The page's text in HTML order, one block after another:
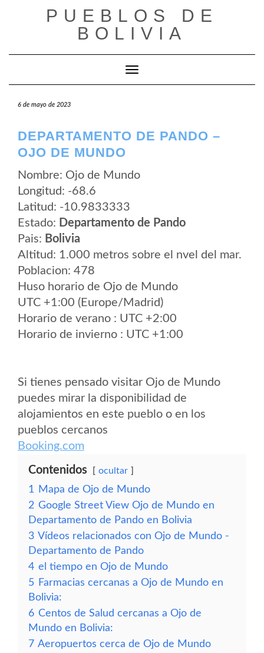
PUEBLOS DE
BOLIVIA
Cambiar modo de navegación
6 de mayo de 2023
DEPARTAMENTO DE PANDO –
OJO DE MUNDO
Nombre: Ojo de Mundo
Longitud: -68.6
Latitud: -10.9833333
Estado: Departamento de Pando
Pais: Bolivia
Altitud: 1.000 metros sobre el nvel del mar.
Poblacion: 478
Huso horario de Ojo de Mundo
UTC +1:00 (Europe/Madrid)
Horario de verano : UTC +2:00
Horario de invierno : UTC +1:00
Si tienes pensado visitar Ojo de Mundo
puedes mirar la disponibilidad de
alojamientos en este pueblo o en los
pueblos cercanos
Booking.com
Contenidos ocultar
1
Mapa de Ojo de Mundo
2 Google Street View Ojo de Mundo en
Departamento de Pando en Bolivia
3 Vídeos relacionados con Ojo de Mundo -
Departamento de Pando
4 el tiempo en Ojo de Mundo
5 Farmacias cercanas a Ojo de Mundo en
Bolivia:
6 Centos de Salud cercanas a Ojo de
Mundo en Bolivia:
7 Aeropuertos cerca de Ojo de Mundo